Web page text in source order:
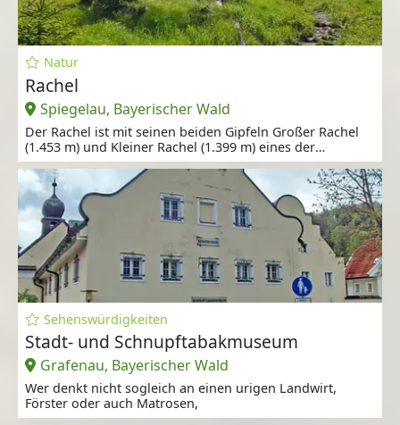
Natur
Rachel
Spiegelau, Bayerischer Wald
Der Rachel ist mit seinen beiden Gipfeln Großer Rachel
(1.453 m) und Kleiner Rachel (1.399 m) eines der
bekanntesten Naturziele im Bayerischen Wald.
Sehenswürdigkeiten
Stadt- und Schnupftabakmuseum
Grafenau, Bayerischer Wald
Wer denkt nicht sogleich an einen urigen Landwirt,
Förster oder auch Matrosen,